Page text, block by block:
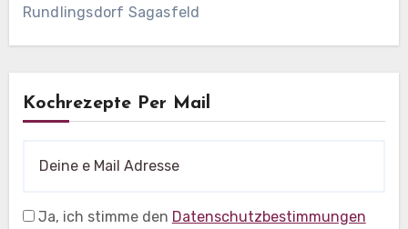
Rundlingsdorf Sagasfeld
Kochrezepte Per Mail
Ja, ich stimme den Datenschutzbestimmungen